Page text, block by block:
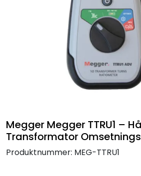
Megger Megger TTRU1 –
Transformator
Produktnummer: MEG-TTRU1
Navigasjon & Kommunikasjon
Maskinvern & Instrumentering
Kampanjer